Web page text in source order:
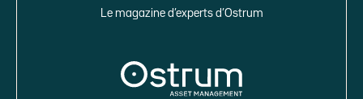
Le magazine d’experts d’Ostrum